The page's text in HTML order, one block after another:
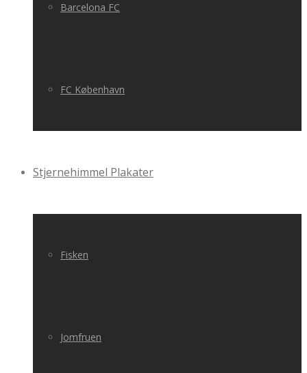
Barcelona FC
FC København
Stjernehimmel Plakater
Fisken
Jomfruen